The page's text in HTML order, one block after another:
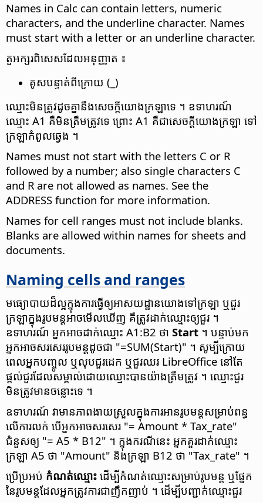
Names in Calc can contain letters, numeric
characters, and the underline character. Names
must start with a letter or an underline character.
តួអក្សរ​ពិសេស​ដែល​អនុញ្ញាត ៖
គូស​បន្ទាត់​ពីក្រោយ (_)
ឈ្មោះ​មិនត្រូវ​ដូចគ្នា​នឹង​សេចក្ដី​យោងក្រឡាទេ ។ ឧទាហរណ៍
ឈ្មោះ A1 គឺ​មិនត្រឹមត្រូវទេ ព្រោះ A1 គឺ​ជា​សេចក្ដី​យោង​ក្រឡា ទៅ​
ក្រឡា​កំពូល​ឆ្វេង ។
Names must not start with the letters C or R
followed by a number; also single characters C
and R are not allowed as names. See the
ADDRESS function for more information.
Names for cell ranges must not include blanks.
Blanks are allowed within names for sheets and
documents.
Naming cells and ranges
មធ្យោបាយ​ដ៏​ល្អ​ក្នុង​ការ​ធ្វើ​ឲ្យអាសយដ្ឋាន​​យោង​ទៅ​ក្រឡា ឬ​ជួរ​
ក្រឡា​ក្នុង​រូប​មន្ត​អាច​មើល​ឃើញ គឺ​ត្រូវ​ដាក់​ឈ្មោះ​ឲ្យ​ជួរ ។
ឧទាហរណ៍ អ្នកអាច​ដាក់​ឈ្មោះ​ A1:B2 ថា Start ។ បន្ទាប់​មក
អ្នក​អាច​សរសេរ​រូប​មន្ត​​ដូចជា "=SUM(Start)" ។ សូម្បី​ក្រោយ​
ពេល​អ្នក​បញ្ចូល ឬ​លុប​ជួរ​ដេក​ ឬ​ជួរឈរ LibreOffice នៅ​តែ​
ផ្តល់​ជួរ​ដែល​សម្គាល់​ដោយ​ឈ្មោះ​បាន​យ៉ាង​ត្រឹម​ត្រូវ ។ ឈ្មោះ​ជួរ​
មិន​ត្រូវ​មាន​ចន្លោះ​ទេ ។
ឧទាហរណ៍ វា​មាន​ភាព​ងាយ​ស្រួល​ក្នុង​ការ​​អាន​រូបមន្ត​សម្រាប់​ពន្ធ​​
លើ​ការ​លក់ បើ​អ្នក​អាច​​សរសេរ "= Amount * Tax_rate"
ជំនួស​ឲ្យ "= A5 * B12" ។ ក្នុង​ករណី​នេះ អ្នក​គួរ​ដាក់​ឈ្មោះ​
ក្រឡា A5 ថា "Amount" និង​ក្រឡា B12 ថា "Tax_rate" ។
ប្រើ​ប្រអប់​ កំណត់​ឈ្មោះ ដើម្បី​កំណត់​ឈ្មោះ​សម្រាប់​រូបមន្ត ឬ​ផ្នែក​
នៃ​រូបមន្ត​ដែលអ្នក​ត្រូវការជាញឹកញាប់ ។ ដើម្បី​បញ្ជាក់​ឈ្មោះ​ជួរ